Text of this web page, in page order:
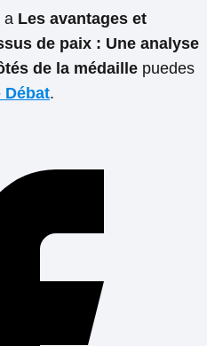
a Les avantages et
de paix : Une analyse
de la médaille puedes
Débat.